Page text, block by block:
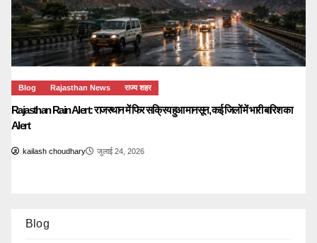
Blog Rajasthan News राज्य शहर
Rajasthan Rain Alert: राजस्थान में फिर सक्रिय हुआ मानसून, कई जिलों में भारी बारिश का
Alert
kailash choudhary जुलाई 24, 2026
Blog